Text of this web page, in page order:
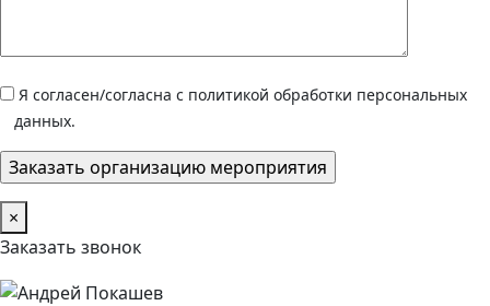
Я согласен/согласна с политикой обработки персональных
данных.
×
Заказать звонок